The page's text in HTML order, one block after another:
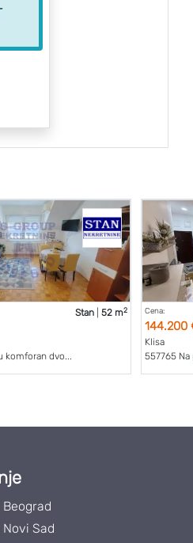
Stan| 52 m2
komforan dvo...
Cena:
144.200
Klisa
557765
Sad